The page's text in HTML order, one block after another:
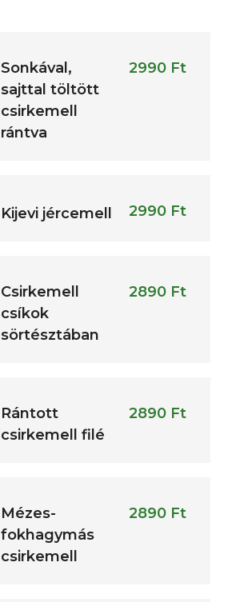
Sonkával,
sajttal töltött
csirkemell
rántva
2990 Ft
Kijevi jércemell 2990 Ft
Csirkemell
csíkok
sörtésztában
2890 Ft
Rántott
csirkemell filé
2890 Ft
Mézes-
fokhagymás
csirkemell
2890 Ft